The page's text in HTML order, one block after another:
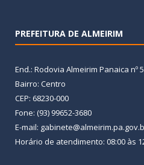
PREFEITURA DE ALMEIRIM
End.: Rodovia Almeirim Panaica nº
Bairro: Centro
CEP: 68230-000
Fone: (93) 99652-3680
E-mail:
Horário de atendimento: 08:00 às